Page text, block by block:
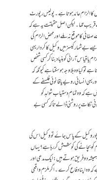
الزام عائد ہوتا ہے۔ پولیس رپورٹ
قریب تھا۔ لیکن اصل حقیقت یہ ہے کہ
کا موقع نہ ملے اور محض الزام کی
بے شمار کیسز میں وکیل کا کردار یہی
یا قیاس آرائی کو بنیاد بنا کر کسی شخص
ہے تو کیا وہ بلا وجہ ہوسکتا ہے کیونکہ کہ
یہی انسانی رویے یا قانونی فلسفے کے
کہ وہ تمام دستیاب شواہد کو
نکات پر روشنی ڈالے تاکہ کسی بے
یا چور وکیل کے پاس جائے تو وکیل اس کی
کو بچانے کی کوشش کر رہا ہے؟ یہاں
دو فریق ہوتے ہیں: ایک مدعی اور
کہ وہ اپنا دفاع کرے۔ اگر ملزم واقعی